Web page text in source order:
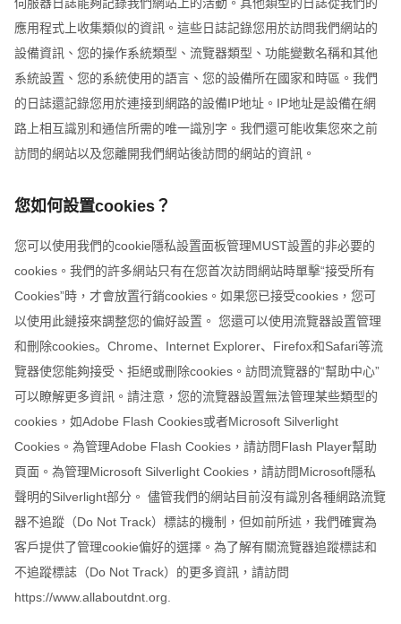
應用程式上收集類似的資訊。這些日誌記錄您用於訪問我們網站的
設備資訊、您的操作系統類型、流覽器類型、功能變數名稱和其他
系統設置、您的系統使用的語言、您的設備所在國家和時區。我們
的日誌還記錄您用於連接到網路的設備IP地址。IP地址是設備在網
路上相互識別和通信所需的唯一識別字。我們還可能收集您來之前
訪問的網站以及您離開我們網站後訪問的網站的資訊。
您如何設置cookies？
您可以使用我們的cookie隱私設置面板管理MUST設置的非必要的
cookies。我們的許多網站只有在您首次訪問網站時單擊“接受所有
Cookies”時，才會放置行銷cookies。如果您已接受cookies，您可
以使用此鏈接來調整您的偏好設置。 您還可以使用流覽器設置管理
和刪除cookies。Chrome、Internet Explorer、Firefox和Safari等流
覽器使您能夠接受、拒絕或刪除cookies。訪問流覽器的“幫助中心”
可以瞭解更多資訊。請注意，您的流覽器設置無法管理某些類型的
cookies，如Adobe Flash Cookies或者Microsoft Silverlight
Cookies。為管理Adobe Flash Cookies，請訪問Flash Player幫助
頁面。為管理Microsoft Silverlight Cookies，請訪問Microsoft隱私
聲明的Silverlight部分。 儘管我們的網站目前沒有識別各種網路流覽
器不追蹤（Do Not Track）標誌的機制，但如前所述，我們確實為
客戶提供了管理cookie偏好的選擇。為了解有關流覽器追蹤標誌和
不追蹤標誌（Do Not Track）的更多資訊，請訪問
https://www.allaboutdnt.org.